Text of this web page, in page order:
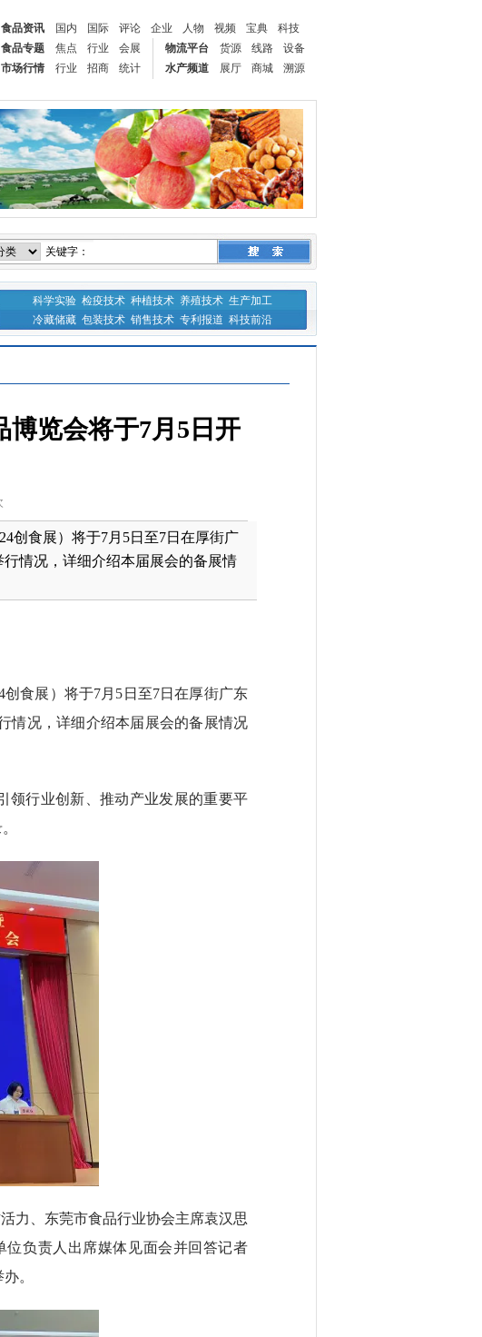
食品资讯 国内 国际 评论 企业 人物 视频 宝典
科技
食品专题 焦点 行业
会展
市场行情
行业 招商 统计
物流平台 货源 线路
设备
水产频道
展厅 商城 溯源
关键字：
科学实验 检疫技术 种植技术 养殖技术 生产加工
冷藏储藏 包装技术 销售技术 专利报道 科技前沿
览会将于7月5日开
创食展）将于7月5日至7日在厚街广
情况，详细介绍本届展会的备展情
食展）将于7月5日至7日在厚街广东
情况，详细介绍本届展会的备展情况
领行业创新、推动产业发展的重要平
力、东莞市食品行业协会主席袁汉思
位负责人出席媒体见面会并回答记者
。